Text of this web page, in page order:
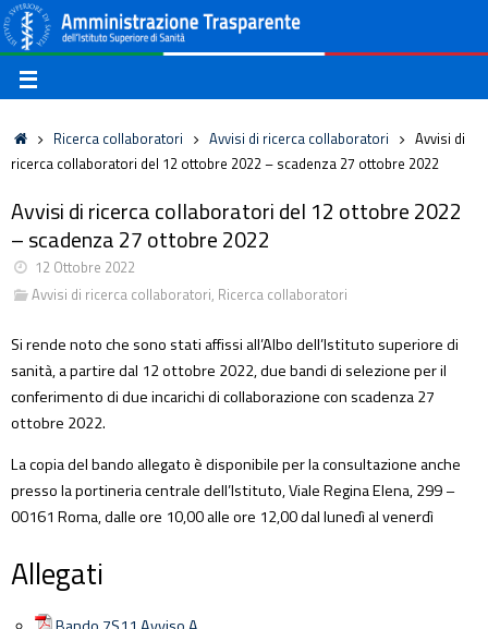
Ricerca collaboratori Avvisi di ricerca collaboratori
Avvisi di
ricerca collaboratori del 12 ottobre 2022 – scadenza 27 ottobre 2022
Avvisi di ricerca collaboratori del 12 ottobre 2022
– scadenza 27 ottobre 2022
12 Ottobre 2022
Avvisi di ricerca collaboratori, Ricerca collaboratori
Si rende noto che sono stati affissi all’Albo dell’Istituto superiore di
sanità, a partire dal 12 ottobre 2022, due bandi di selezione per il
conferimento di due incarichi di collaborazione con scadenza 27
ottobre 2022.
La copia del bando allegato è disponibile per la consultazione anche
presso la portineria centrale dell’Istituto, Viale Regina Elena, 299 –
00161 Roma, dalle ore 10,00 alle ore 12,00 dal lunedì al venerdì
Allegati